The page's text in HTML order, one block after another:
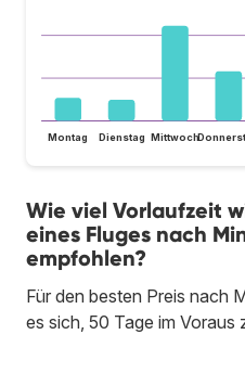
Montag Dienstag Mittwoch
Wie viel Vorlaufzeit
eines Fluges nach
empfohlen?
Für den besten Preis nach
es sich, 50 Tage im Voraus